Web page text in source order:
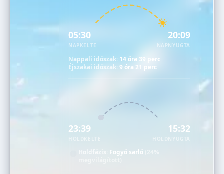
05:30
NAPKELTE
20:09
NAPNYUGTA
Nappali időszak: 14 óra 39 perc
Éjszakai időszak:9 óra 21 perc
23:39 15:32
HOLDNYUGTA
Holdfázis: Fogyó sarló